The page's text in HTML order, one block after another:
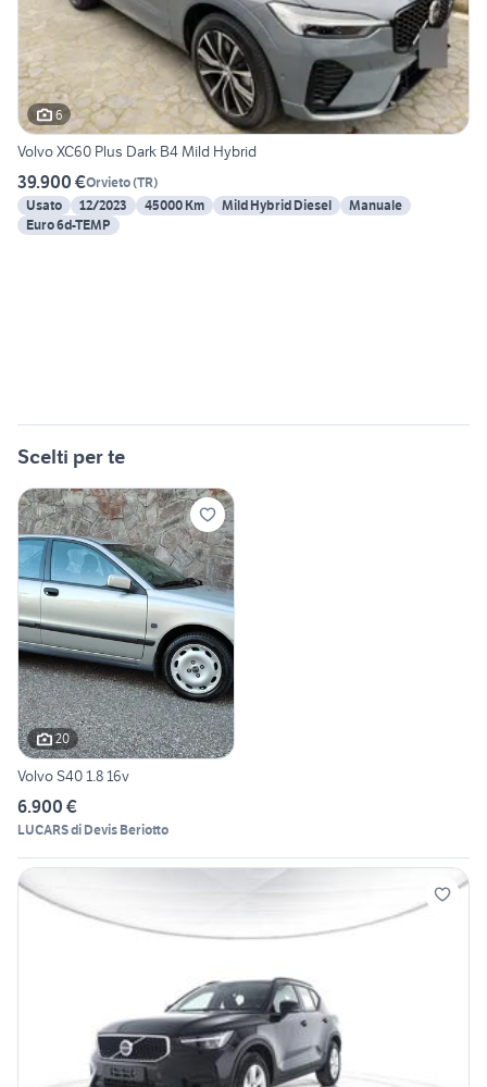
6
Volvo XC60 Plus Dark B4 Mild Hybrid
39.900 €Orvieto(TR)
Usato
12/2023 45000 Km Mild Hybrid Diesel
Manuale
Euro 6d-TEMP
Scelti per te
20
Volvo S40 1.8 16v
6.900 €
LUCARS di Devis Beriotto